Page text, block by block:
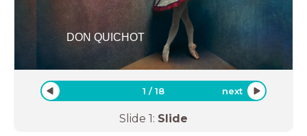
DON QUICHOT
1 /18 next
Slide 1: Slide